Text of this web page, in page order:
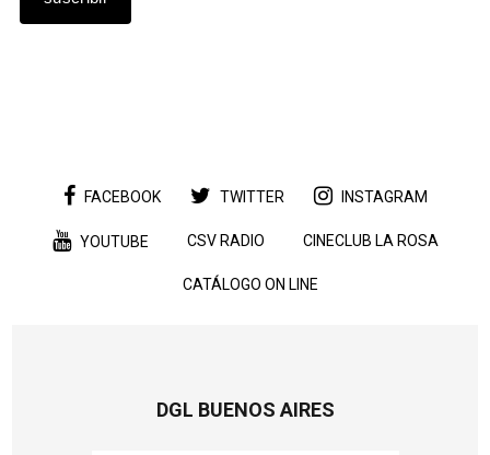
FACEBOOK TWITTER INSTAGRAM
YOUTUBE CSV RADIO CINECLUB LA ROSA
CATÁLOGO ON LINE
DGL BUENOS AIRES